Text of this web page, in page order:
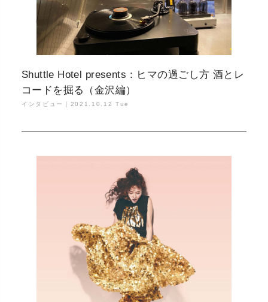
Shuttle Hotel presents：ヒマの過ごし方 酒とレ
コードを掘る（金沢編）
インタビュー｜ 2021.10.12 Tue